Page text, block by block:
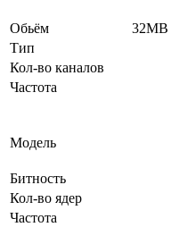
Обьём
32MB
Тип
Кол-во каналов
Частота
Модель
Битность
Кол-во ядер
Частота